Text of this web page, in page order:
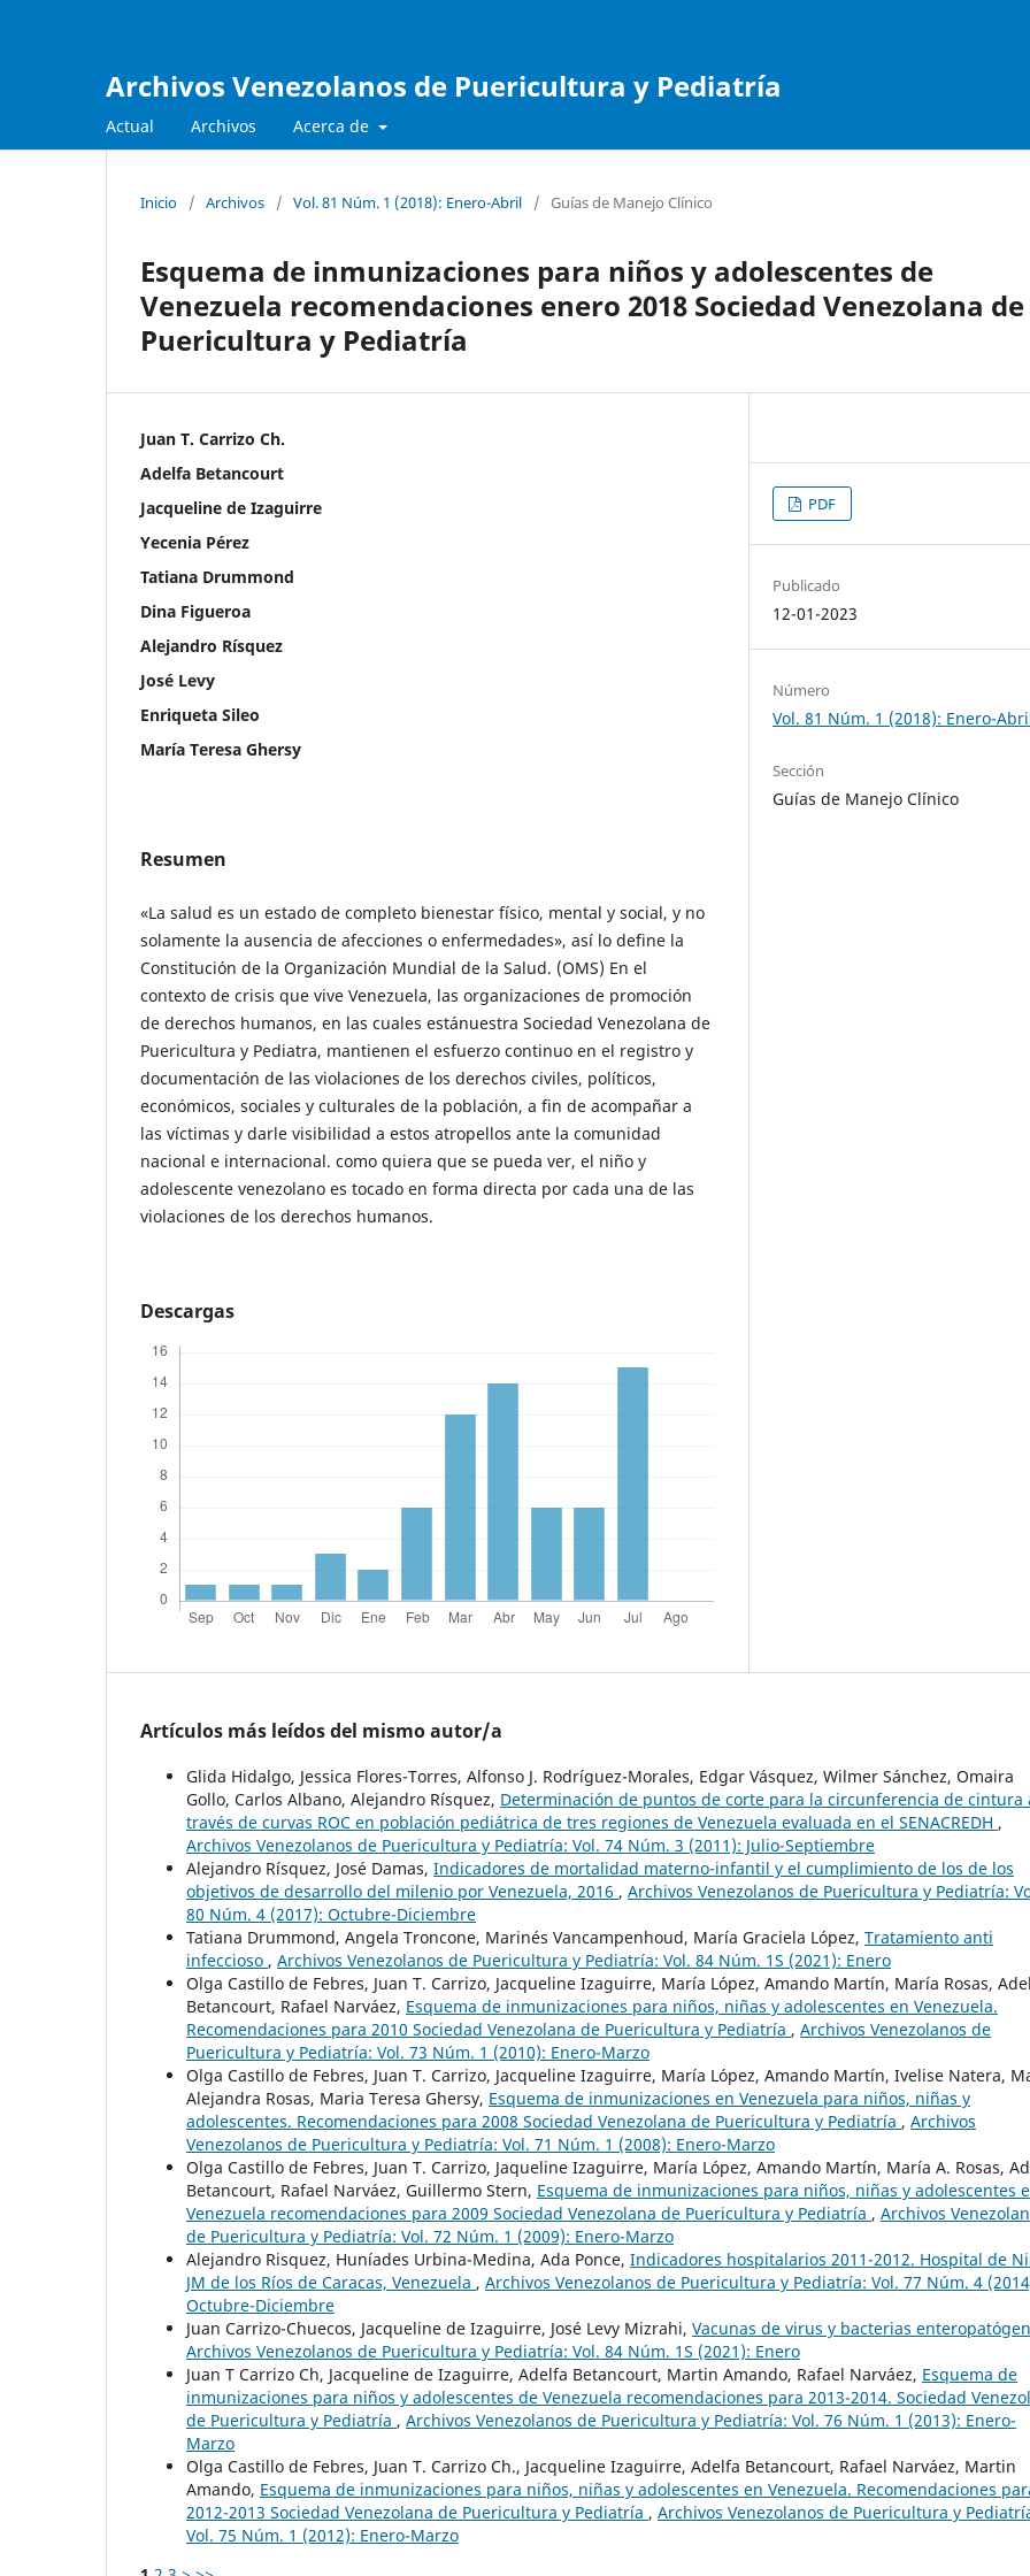
Archivos Venezolanos de Puericultura y Pediatría
Actual Archivos Acerca de
Inicio / Archivos / Vol. 81 Núm. 1 (2018): Enero-Abril / Guías de Manejo Clínico
Esquema de inmunizaciones para niños y adolescentes de
Venezuela recomendaciones enero 2018 Sociedad Venezolana de
Puericultura y Pediatría
Juan T. Carrizo Ch.
Adelfa Betancourt
Jacqueline de Izaguirre
Yecenia Pérez
Tatiana Drummond
Dina Figueroa
Alejandro Rísquez
José Levy
Enriqueta Sileo
María Teresa Ghersy
Resumen
«La salud es un estado de completo bienestar físico, mental y social, y no
solamente la ausencia de afecciones o enfermedades», así lo define la
Constitución de la Organización Mundial de la Salud. (OMS) En el
contexto de crisis que vive Venezuela, las organizaciones de promoción
de derechos humanos, en las cuales estánuestra Sociedad Venezolana de
Puericultura y Pediatra, mantienen el esfuerzo continuo en el registro y
documentación de las violaciones de los derechos civiles, políticos,
económicos, sociales y culturales de la población, a fin de acompañar a
las víctimas y darle visibilidad a estos atropellos ante la comunidad
nacional e internacional. como quiera que se pueda ver, el niño y
adolescente venezolano es tocado en forma directa por cada una de las
violaciones de los derechos humanos.
Descargas
PDF
Publicado
12-01-2023
Número
Vol. 81 Núm. 1 (2018): Enero-
Sección
Guías de Manejo Clínico
Artículos más leídos del mismo autor/a
Glida Hidalgo, Jessica Flores-Torres, Alfonso J. Rodríguez-Morales, Edgar Vásquez, Wilmer Sánchez, Omaira
Gollo, Carlos Albano, Alejandro Rísquez, Determinación de puntos de corte para la circunferencia de cintura
través de curvas ROC en población pediátrica de tres regiones de Venezuela evaluada en el SENACREDH ,
Archivos Venezolanos de Puericultura y Pediatría: Vol. 74 Núm. 3 (2011): Julio-Septiembre
Alejandro Rísquez, José Damas, Indicadores de mortalidad materno-infantil y el cumplimiento de los de los
objetivos de desarrollo del milenio por Venezuela, 2016 , Archivos Venezolanos de Puericultura y Pediatría:
80 Núm. 4 (2017): Octubre-Diciembre
Tatiana Drummond, Angela Troncone, Marinés Vancampenhoud, María Graciela López, Tratamiento anti
infeccioso , Archivos Venezolanos de Puericultura y Pediatría: Vol. 84 Núm. 1S (2021): Enero
Olga Castillo de Febres, Juan T. Carrizo, Jacqueline Izaguirre, María López, Amando Martín, María Rosas,
Betancourt, Rafael Narváez, Esquema de inmunizaciones para niños, niñas y adolescentes en Venezuela.
Recomendaciones para 2010 Sociedad Venezolana de Puericultura y Pediatría , Archivos Venezolanos de
Puericultura y Pediatría: Vol. 73 Núm. 1 (2010): Enero-Marzo
Olga Castillo de Febres, Juan T. Carrizo, Jacqueline Izaguirre, María López, Amando Martín, Ivelise Natera,
Alejandra Rosas, Maria Teresa Ghersy, Esquema de inmunizaciones en Venezuela para niños, niñas y
adolescentes. Recomendaciones para 2008 Sociedad Venezolana de Puericultura y Pediatría , Archivos
Venezolanos de Puericultura y Pediatría: Vol. 71 Núm. 1 (2008): Enero-Marzo
Olga Castillo de Febres, Juan T. Carrizo, Jaqueline Izaguirre, María López, Amando Martín, María A. Rosas,
Betancourt, Rafael Narváez, Guillermo Stern, Esquema de inmunizaciones para niños, niñas y adolescentes
Venezuela recomendaciones para 2009 Sociedad Venezolana de Puericultura y Pediatría , Archivos
de Puericultura y Pediatría: Vol. 72 Núm. 1 (2009): Enero-Marzo
Alejandro Risquez, Huníades Urbina-Medina, Ada Ponce, Indicadores hospitalarios 2011-2012. Hospital de
JM de los Ríos de Caracas, Venezuela , Archivos Venezolanos de Puericultura y Pediatría: Vol. 77 Núm. 4
Octubre-Diciembre
Juan Carrizo-Chuecos, Jacqueline de Izaguirre, José Levy Mizrahi, Vacunas de virus y bacterias
Archivos Venezolanos de Puericultura y Pediatría: Vol. 84 Núm. 1S (2021): Enero
Juan T Carrizo Ch, Jacqueline de Izaguirre, Adelfa Betancourt, Martin Amando, Rafael Narváez, Esquema de
inmunizaciones para niños y adolescentes de Venezuela recomendaciones para 2013-2014. Sociedad
de Puericultura y Pediatría , Archivos Venezolanos de Puericultura y Pediatría: Vol. 76 Núm. 1 (2013): Enero-
Marzo
Olga Castillo de Febres, Juan T. Carrizo Ch., Jacqueline Izaguirre, Adelfa Betancourt, Rafael Narváez, Martin
Amando, Esquema de inmunizaciones para niños, niñas y adolescentes en Venezuela. Recomendaciones
2012-2013 Sociedad Venezolana de Puericultura y Pediatría , Archivos Venezolanos de Puericultura y
Vol. 75 Núm. 1 (2012): Enero-Marzo